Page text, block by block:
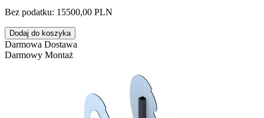
Bez podatku: 15500,00 PLN
Dodaj do koszyka
Darmowa Dostawa
Darmowy Montaż